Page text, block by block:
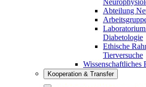
Abteilung
Diabetologie
Ethische
Tierversuche
Wissenschaftliches
Kooperation & Transfer